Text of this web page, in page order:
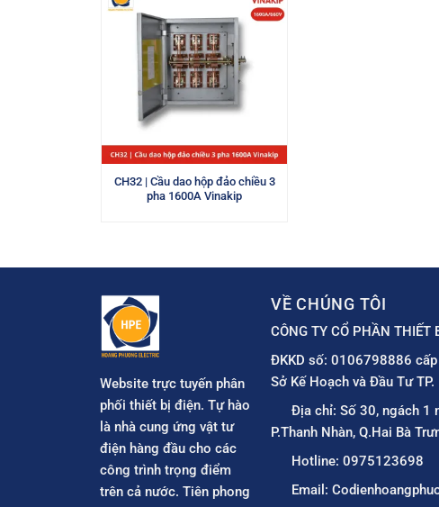
CH32 | Cầu dao hộp đảo chiều 3
pha 1600A Vinakip
Website trực tuyến phân
phối thiết bị điện. Tự hào
là nhà cung ứng vật tư
điện hàng đầu cho các
công trình trọng điểm
trên cả nước. Tiên phong
VỀ CHÚNG TÔI
CÔNG TY CỔ PHẦN THIẾT
ĐKKD số: 0106798886
Sở Kế Hoạch và Đầu Tư TP.
Địa chỉ: Số 30, ngách 1
P.Thanh Nhàn, Q.Hai Bà
Hotline: 0975123698
Email: